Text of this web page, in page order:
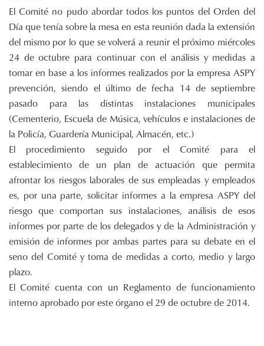
El Comité no pudo abordar todos los puntos del Orden del
Día que tenía sobre la mesa en esta reunión dada la extensión
del mismo por lo que se volverá a reunir el próximo miércoles
24 de octubre para continuar con el análisis y medidas a
tomar en base a los informes realizados por la empresa ASPY
prevención, siendo el último de fecha 14 de septiembre
pasado para las distintas instalaciones municipales
(Cementerio, Escuela de Música, vehículos e instalaciones de
la Policía, Guardería Municipal, Almacén, etc.)
El procedimiento seguido por el Comité para el
establecimiento de un plan de actuación que permita
afrontar los riesgos laborales de sus empleadas y empleados
es, por una parte, solicitar informes a la empresa ASPY del
riesgo que comportan sus instalaciones, análisis de esos
informes por parte de los delegados y de la Administración y
emisión de informes por ambas partes para su debate en el
seno del Comité y toma de medidas a corto, medio y largo
plazo.
El Comité cuenta con un Reglamento de funcionamiento
interno aprobado por este órgano el 29 de octubre de 2014.